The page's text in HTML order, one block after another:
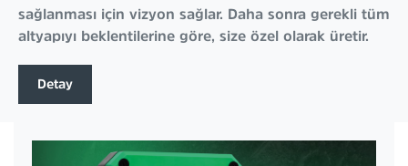
sağlanması için vizyon sağlar. Daha sonra gerekli tüm
altyapıyı beklentilerine göre, size özel olarak üretir.
Detay